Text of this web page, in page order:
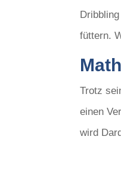
füttern.
Trotz
einen
wird